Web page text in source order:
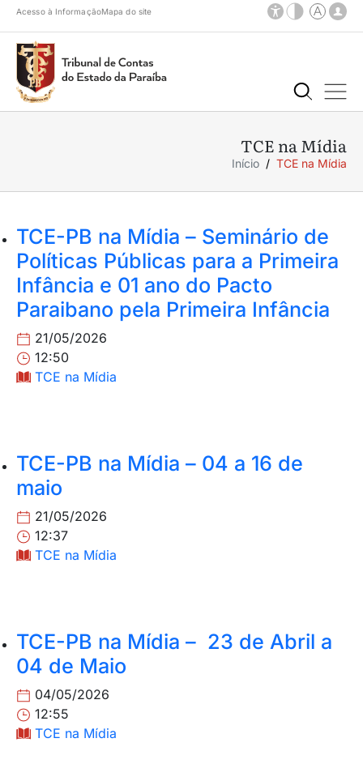
Acesso à InformaçãoMapa do site
TCE na Mídia
Início TCE na Mídia
TCE-PB na Mídia – Seminário de
Políticas Públicas para a Primeira
Infância e 01 ano do Pacto
Paraibano pela Primeira Infância
21/05/2026
12:50
TCE na Mídia
TCE-PB na Mídia – 04 a 16 de
maio
21/05/2026
12:37
TCE na Mídia
TCE-PB na Mídia – 23 de Abril a
04 de Maio
04/05/2026
12:55
TCE na Mídia